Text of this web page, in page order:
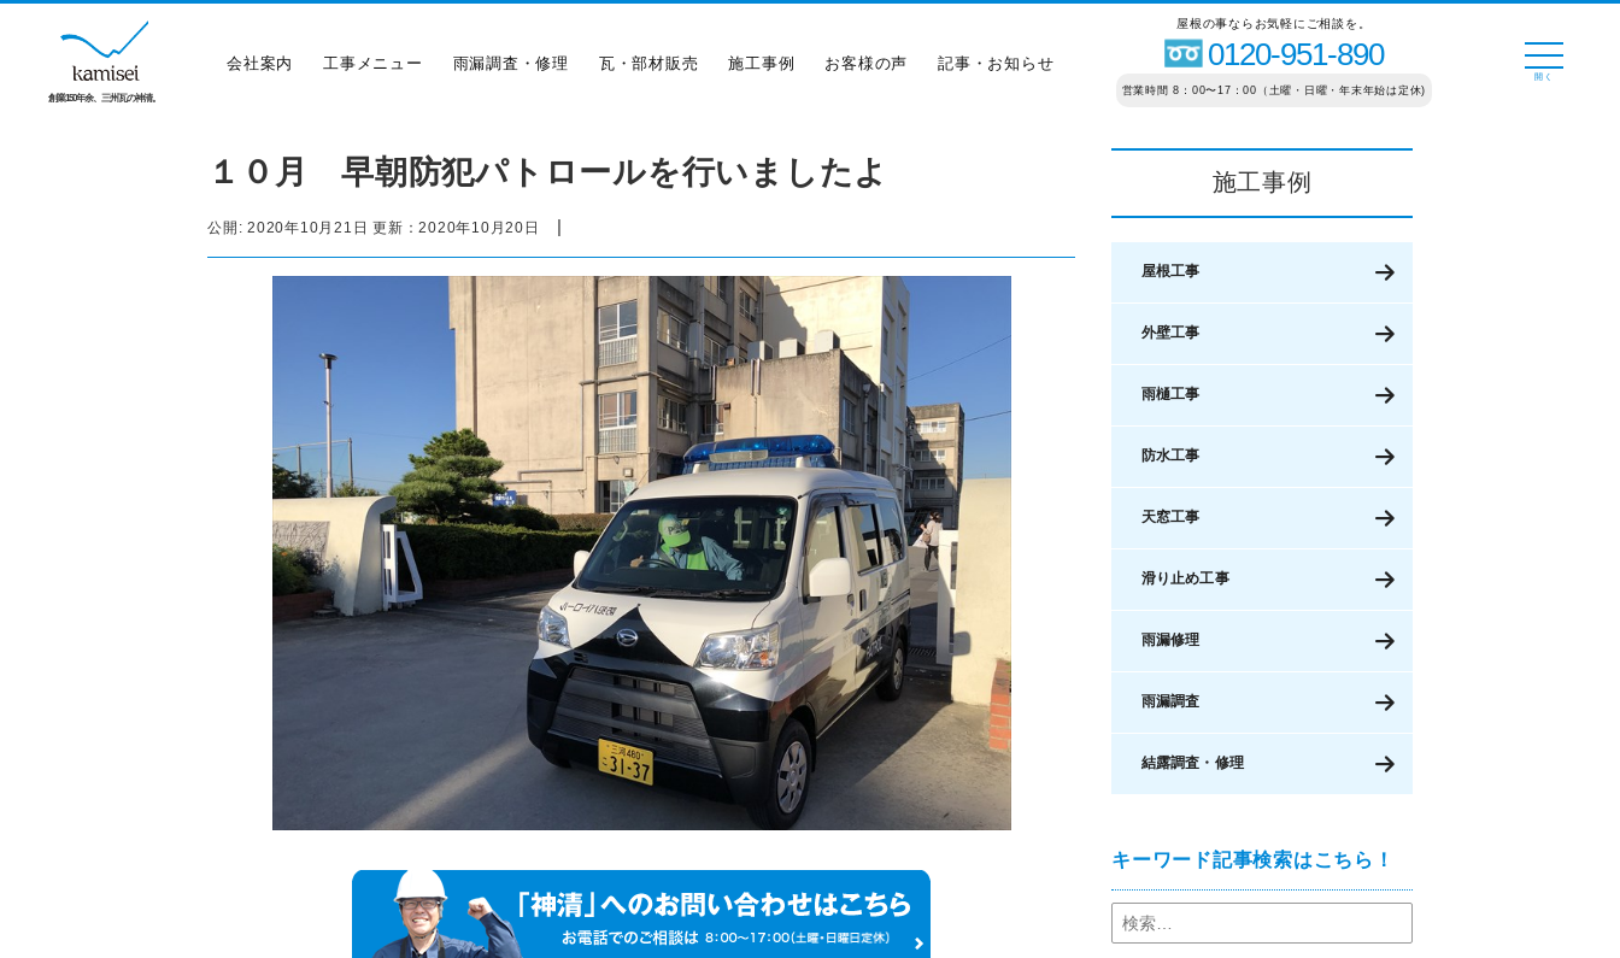
創業150年余、三州瓦の神清。
会社案内 工事メニュー 雨漏調査・修理 瓦・部材販売 施工事例 お客様の声 記事・お知らせ
屋根の事ならお気軽にご相談を。
0120-951-890
営業時間 8：00〜17：00（土曜・日曜・年末年始は定休)
１０月 早朝防犯パトロールを行いましたよ
公開: 2020年10月21日 更新：2020年10月20日 |
施工事例
屋根工事
外壁工事
雨樋工事
防水工事
天窓工事
滑り止め工事
雨漏修理
雨漏調査
結露調査・修理
キーワード記事検索はこちら！